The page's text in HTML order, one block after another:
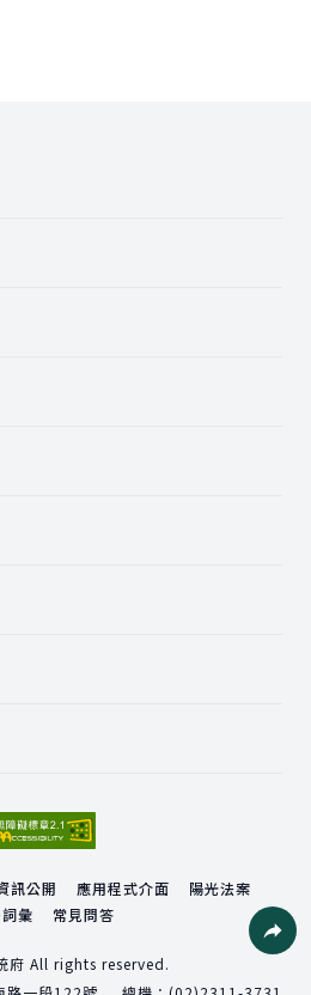
訊公開 應用程式介面
陽光法案
彙
常見問答
府 All rights reserved.